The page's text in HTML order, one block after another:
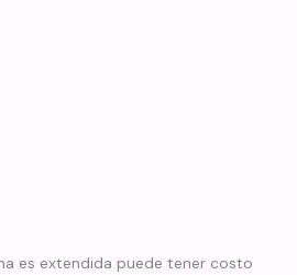
es extendida puede tener costo